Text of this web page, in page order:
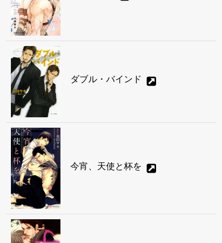
ダブル・バインド
今宵、天使と杯を